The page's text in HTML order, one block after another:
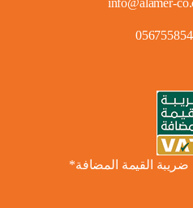
info@alamer-
ضريبة القيمة المضافة*